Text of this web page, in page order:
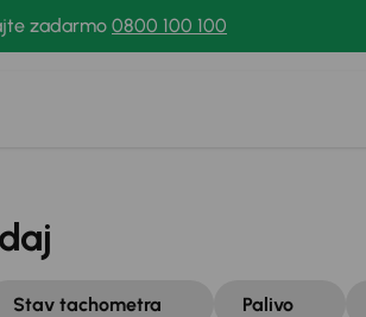
zadarmo 0800 100 100
Stav tachometra Palivo